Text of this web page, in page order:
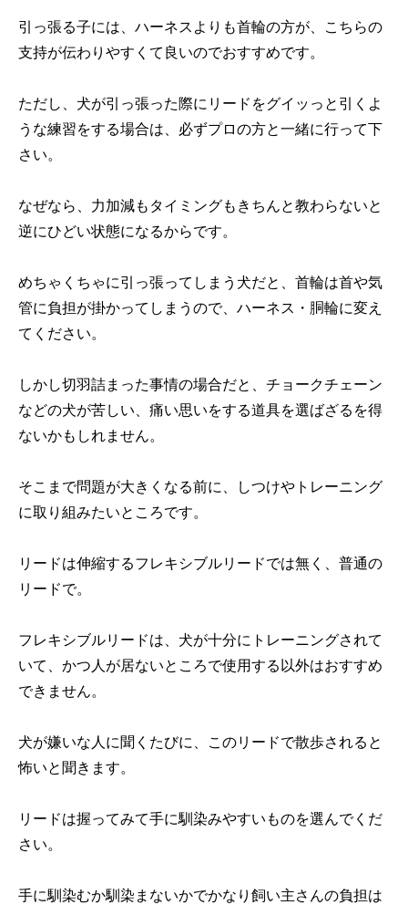
引っ張る子には、ハーネスよりも首輪の方が、こちらの
支持が伝わりやすくて良いのでおすすめです。
ただし、犬が引っ張った際にリードをグイッっと引くよ
うな練習をする場合は、必ずプロの方と一緒に行って下
さい。
なぜなら、力加減もタイミングもきちんと教わらないと
逆にひどい状態になるからです。
めちゃくちゃに引っ張ってしまう犬だと、首輪は首や気
管に負担が掛かってしまうので、ハーネス・胴輪に変え
てください。
しかし切羽詰まった事情の場合だと、チョークチェーン
などの犬が苦しい、痛い思いをする道具を選ばざるを得
ないかもしれません。
そこまで問題が大きくなる前に、しつけやトレーニング
に取り組みたいところです。
リードは伸縮するフレキシブルリードでは無く、普通の
リードで。
フレキシブルリードは、犬が十分にトレーニングされて
いて、かつ人が居ないところで使用する以外はおすすめ
できません。
犬が嫌いな人に聞くたびに、このリードで散歩されると
怖いと聞きます。
リードは握ってみて手に馴染みやすいものを選んでくだ
さい。
手に馴染むか馴染まないかでかなり飼い主さんの負担は